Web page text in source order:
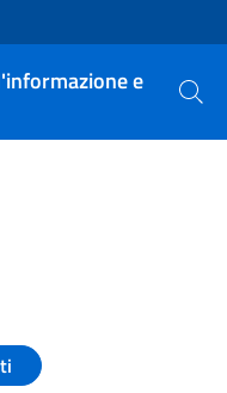
e
Cerca
pagina